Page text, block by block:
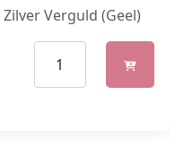
Verguld (Geel)